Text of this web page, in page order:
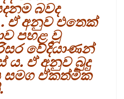
බවද
ඒ අනුව එතෙක්
පහළ වූ
වේදියාණන්
ඒ අනුව බුදු
සමග ඒකත්මික